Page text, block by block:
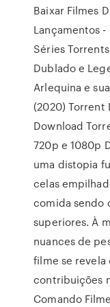
Baixar Filmes
Lançamentos -
Séries
Dublado e
Arlequina e
(2020) Torrent
Download
720p e 1080p
uma distopia
celas
comida sendo
superiores. À
nuances de
filme se
contribuições
Comando